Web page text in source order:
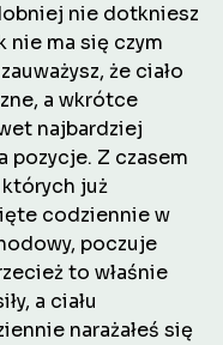
nie dotkniesz
nie ma się czym
że ciało
a wkrótce
najbardziej
pozycje. Z czasem
już
codziennie w
poczuje
to właśnie
a ciału
narażałeś się